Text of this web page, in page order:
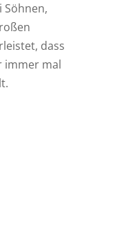
Söhnen,
dass
immer mal